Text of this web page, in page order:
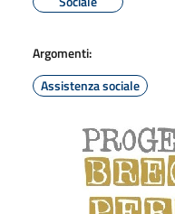
Argomenti:
Assistenza sociale